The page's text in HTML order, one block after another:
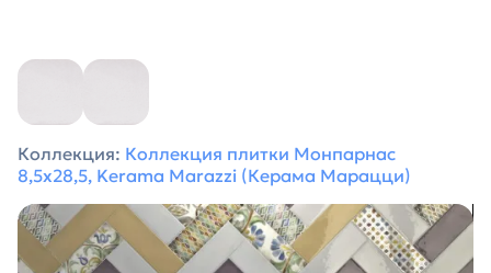
Коллекция: Коллекция плитки Монпарнас
8,5х28,5, Kerama Marazzi (Керама Марацци)